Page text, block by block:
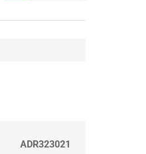
ADR323021